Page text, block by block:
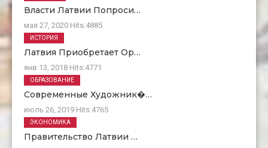
Власти Латвии Попроси…
мая 27, 2020 Hits:4885
Латвия Приобретает Ор…
янв 13, 2018 Hits:4771
ИСТОРИЯ
Современные Художник�…
июль 26, 2019 Hits:4765
ОБРАЗОВАНИЕ
Правительство Латвии …
ЭКОНОМИКА